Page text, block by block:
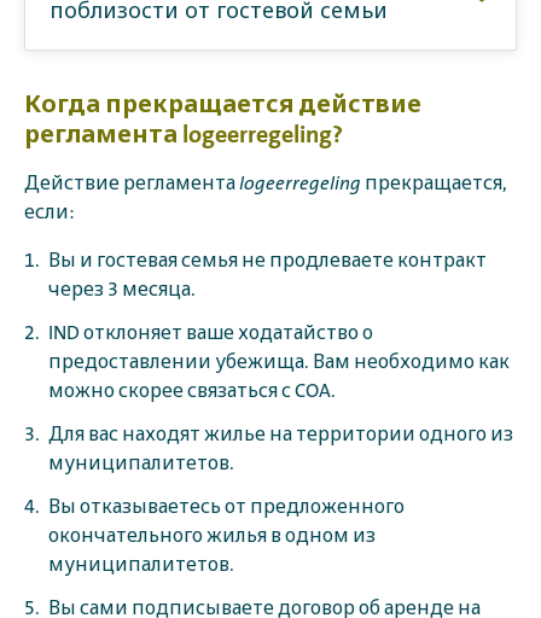
поблизости от гостевой семьи
Когда прекращается действие
регламента logeerregeling?
Действие регламентаlogeerregeling прекращается,
если:
Вы и гостевая семья не продлеваете контракт
через 3 месяца.
IND отклоняет ваше ходатайство о
предоставлении убежища. Вам необходимо как
можно скорее связаться с COA.
Для вас находят жилье на территории одного из
муниципалитетов.
Вы отказываетесь от предложенного
окончательного жилья в одном из
муниципалитетов.
Вы сами подписываете договор об аренде на